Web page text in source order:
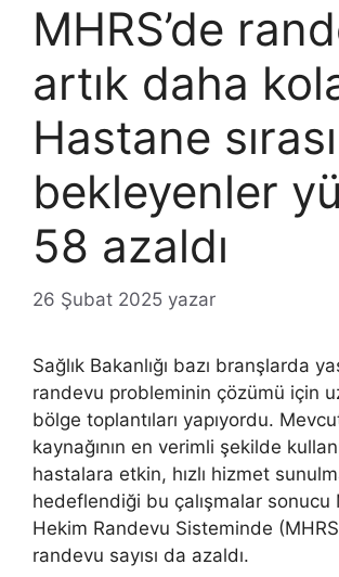
MHRS’de
artık daha
Hastane sırası
bekleyenler
58 azaldı
26 Şubat 2025 yazar
Sağlık Bakanlığı bazı branşlarda
randevu probleminin çözümü için
bölge toplantıları yapıyordu.
kaynağının en verimli şekilde
hastalara etkin, hızlı hizmet
hedeflendiği bu çalışmalar sonucu
Hekim Randevu Sisteminde
randevu sayısı da azaldı.